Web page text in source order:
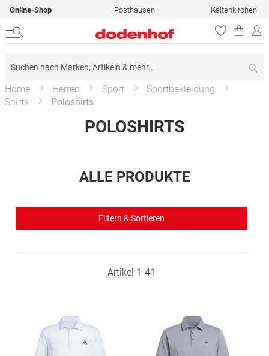
Online-Shop Posthausen Kaltenkirchen
Home Herren Sport
Sportbekleidung
Shirts
Poloshirts
POLOSHIRTS
ALLE PRODUKTE
Filtern & Sortieren
Artikel 1-41